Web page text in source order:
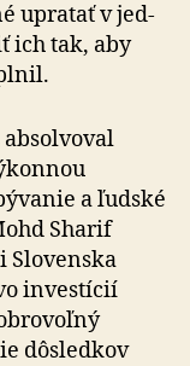
upratať v jed­
ich tak, aby
a ľudské
Sharif
Slovenska
investícií
dôsledkov